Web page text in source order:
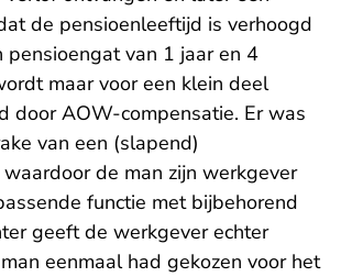
de pensioenleeftijd is verhoogd
pensioengat van 1 jaar en 4
maar voor een klein deel
door AOW-compensatie. Er was
van een (slapend)
de man zijn werkgever
functie met bijbehorend
geeft de werkgever echter
eenmaal had gekozen voor het